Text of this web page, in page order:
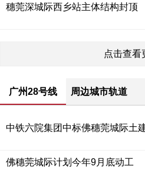
穗莞深城际西乡站主体结构封顶
点击查看
广州28号线 周边城市轨道
中铁六院集团中标佛穗莞城际土
佛穗莞城际计划今年9月底动工